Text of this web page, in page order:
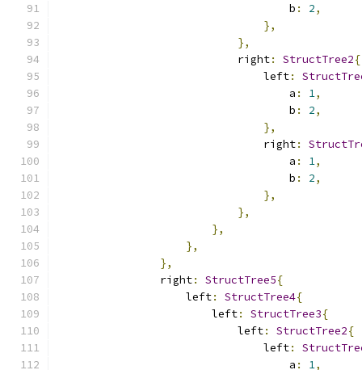
                                    b
: 2,
},
},
                            right
: StructTree2{
                                left
:
                                    a
: 1,
                                    b
: 2,
},
                                right
:
                                    a
: 1,
                                    b
: 2,
},
},
},
},
},
                right
: StructTree5{
                    left
: StructTree4{
                        left
: StructTree3{
                            left
: StructTree2{
                                left
:
                                    a
: 1,